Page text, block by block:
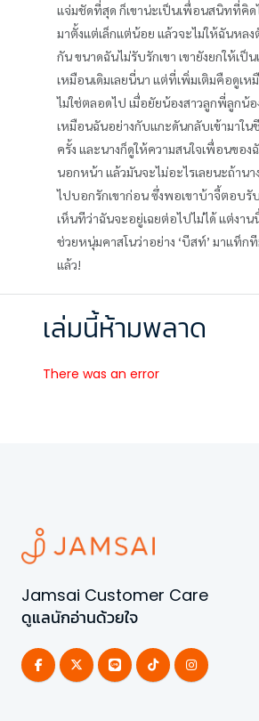
แจ่มชัดที่สุด ก็เขาน่ะเป็นเพื่อนสนิทที่คิ
มาตั้งแต่เล็กแต่น้อย แล้วจะไม่ให้ฉันหลงตั
กัน ขนาดฉันไม่รับรักเขา เขายังยกให้เป็
เหมือนเดิมเลยนี่นา แต่ที่เพิ่มเติมคือดูเห
ไม่ใช่ตลอดไป เมื่อยัยน้องสาวลูกพี่ลูกน้
เหมือนฉันอย่างกับแกะดันกลับเข้ามาใน
ครั้ง และนางก็ดูให้ความสนใจเพื่อนของ
นอกหน้า แล้วมันจะไม่อะไรเลยนะถ้านา
ไปบอกรักเขาก่อน ซึ่งพอเขาบ้าจี้ตอบรั
เห็นทีว่าฉันจะอยู่เฉยต่อไปไม่ได้ แต่งา
ช่วยหนุ่มคาสโนว่าอย่าง ‘บีสท์’ มาแท็ก
แล้ว!
เล่มนี้ห้ามพลาด
There was an error
Jamsai Customer Care
ดูแลนักอ่านด้วยใจ